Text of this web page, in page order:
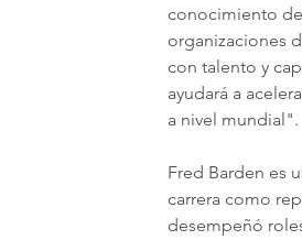
conocimiento
organizaciones
con talento y
ayudará a
a nivel mundial".
Fred Barden es
carrera como
desempeñó